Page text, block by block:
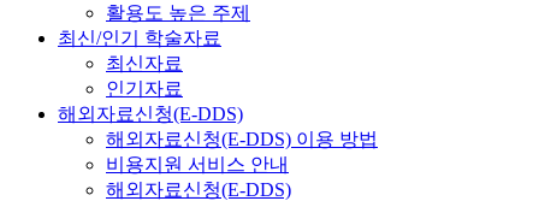
활용도 높은 주제
최신/인기 학술자료
최신자료
인기자료
해외자료신청(E-DDS)
해외자료신청(E-DDS) 이용 방법
비용지원 서비스 안내
해외자료신청(E-DDS)